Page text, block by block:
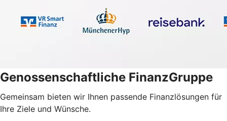
Genossenschaftliche FinanzGruppe
Gemeinsam bieten wir Ihnen passende Finanzlösungen für
Ihre Ziele und Wünsche.